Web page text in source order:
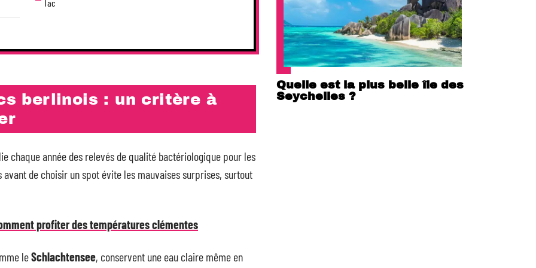
lac
berlinois : un critère à
chaque année des relevés de qualité bactériologique pour les
de choisir un spot évite les mauvaises surprises, surtout
profiter des températures clémentes
leSchlachtensee, conservent une eau claire même en
Quelle est la plus belle île des
Seychelles ?